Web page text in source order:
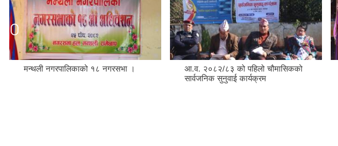
मन्थली नगरपालिकाको १८ नगरसभा ।
आ.व. २०८२/८३ को पहिलो चौमासिकको
सार्वजनिक सुनुवाई कार्यक्रम